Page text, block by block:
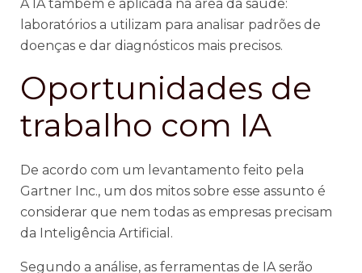
A IA também é aplicada na área da saúde:
laboratórios a utilizam para analisar padrões de
doenças e dar diagnósticos mais precisos.
Oportunidades de
trabalho com IA
De acordo com um levantamento feito pela
Gartner Inc., um dos mitos sobre esse assunto é
considerar que nem todas as empresas precisam
da Inteligência Artificial.
Segundo a análise, as ferramentas de IA serão